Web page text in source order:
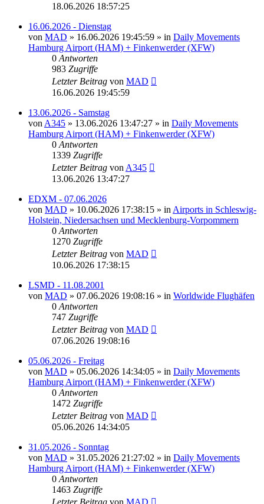
18.06.2026 18:57:25
16.06.2026 - Dienstag
von MAD » 16.06.2026 19:45:59 » in Daily Movements
Hamburg Airport (HAM) + Finkenwerder (XFW)
0 Antworten
983 Zugriffe
Letzter Beitrag von MAD
16.06.2026 19:45:59
13.06.2026 - Samstag
von A345 » 13.06.2026 13:47:27 » in Daily Movements
Hamburg Airport (HAM) + Finkenwerder (XFW)
0 Antworten
1339 Zugriffe
Letzter Beitrag von A345
13.06.2026 13:47:27
EDXM - 07.06.2026
von MAD » 10.06.2026 17:38:15 » in Airports in Schleswig-
Holstein, Niedersachsen und Mecklenburg-Vorpommern
0 Antworten
1270 Zugriffe
Letzter Beitrag von MAD
10.06.2026 17:38:15
LSMD - 11.08.2001
von MAD » 07.06.2026 19:08:16 » in Worldwide Flughäfen
0 Antworten
747 Zugriffe
Letzter Beitrag von MAD
07.06.2026 19:08:16
05.06.2026 - Freitag
von MAD » 05.06.2026 14:34:05 » in Daily Movements
Hamburg Airport (HAM) + Finkenwerder (XFW)
0 Antworten
1472 Zugriffe
Letzter Beitrag von MAD
05.06.2026 14:34:05
31.05.2026 - Sonntag
von MAD » 31.05.2026 21:27:02 » in Daily Movements
Hamburg Airport (HAM) + Finkenwerder (XFW)
0 Antworten
1463 Zugriffe
Letzter Beitrag von MAD